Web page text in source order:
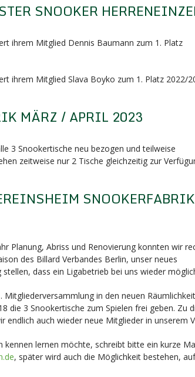
SNOOKER
ihrem Mitglied Dennis Baumann zum 1. Platz
ihrem Mitglied Slava Boyko zum 1. Platz 2022/
MÄRZ / APRIL 2023
3 Snookertische neu bezogen und teilweise
zeitweise nur 2 Tische gleichzeitig zur
SNOOKERFABRIK
Planung, Abriss und Renovierung konnten wir
des Billard Verbandes Berlin, unser neues
dass ein Ligabetrieb bei uns wieder
Mitgliederversammlung in den neuen
die 3 Snookertische zum Spielen frei geben. Zu
endlich auch wieder neue Mitglieder in unserem
kennen lernen möchte, schreibt bitte ein kurze
, später wird auch die Möglichkeit bestehen,